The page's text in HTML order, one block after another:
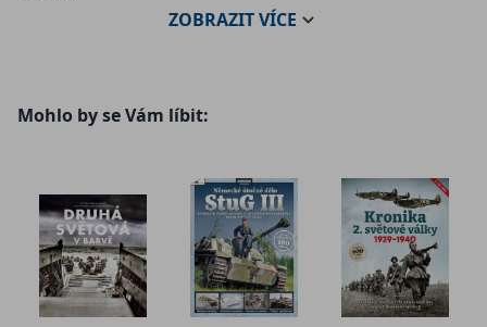
a další na řadě byla Velká Británie. Královské letectvo se
slávu si tehdy vydobyly spitfiry a hurricany, za pozornost
ale stojí i řada dalších britských stíhaček, které se uplatnily
v následujících letech, kdy se válka postupně přesunula
nad Německo. Prozkoumejte s námi archaické
dvouplošníky, jednomístné stroje, které Albionu umožnily
vybojovat vzdušnou nadvládu, i skvělé dvoumístné letouny
ZOBRAZITVÍCE
Mohlo by se Vám líbit: